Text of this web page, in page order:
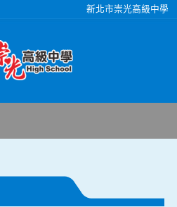
新北市崇光高級中學